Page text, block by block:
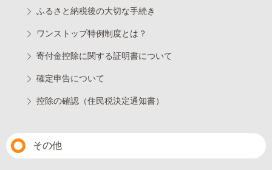
ふるさと納税後の大切な手続き
ワンストップ特例制度とは？
寄付金控除に関する証明書について
確定申告について
控除の確認（住民税決定通知書）
その他